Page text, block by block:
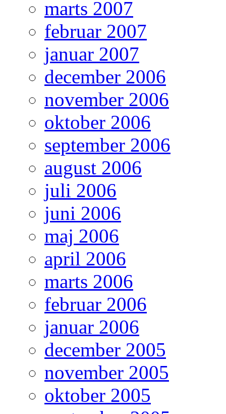
marts 2007
februar 2007
januar 2007
december 2006
november 2006
oktober 2006
september 2006
august 2006
juli 2006
juni 2006
maj 2006
april 2006
marts 2006
februar 2006
januar 2006
december 2005
november 2005
oktober 2005